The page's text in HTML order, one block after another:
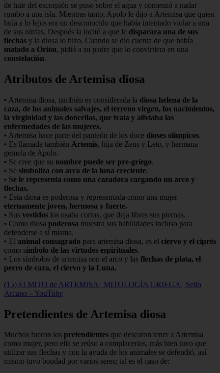
de huir del escorpión se puso sobre el agua y comenzó a nadar
rumbo a una isla. Mientras tanto, Apolo le dijo a Artemisa que quien
huía a lo lejos era un desconocido que había intentado violar a una
de sus ninfas. Después la incitó a que le disparara una de sus
flechas y la diosa lo hizo. Cuando se dio cuenta de que había
matado a Orión, pidió a su padre que lo convirtiera en una
constelación.
Atributos de Artemisa diosa
• Artemisa diosa, también es considerada la diosa helena de la
caza, de los animales salvajes, el terreno virgen, los nacimientos,
la virginidad y las doncellas, que traía y aliviaba las
enfermedades de las mujeres.
• Artemisa hace parte del panteón de los doce dioses olímpicos.
• Es llamada también Artemis, hija de Zeus y Leto, y hermana
gemela de Apolo.
• Se cree que su nombre puede ser pre-griego.
• Se simboliza con arco de la luna creciente.
• Se le representa como una cazadora cargando un arco y
flechas.
• Esta diosa es poderosa y representada como una mujer
eternamente joven, hermosa y fuerte.
• Sus vestidos los usaba cortos, que deja libres sus piernas.
• Como diosa poderosa muestra sus habilidades incluso para
defenderse a sí misma.
• El animal consagrado para artemisa diosa, es el ciervo y el ciprés
como símbolo de las virtudes espirituales.
• Los símbolos de artemisa son el arco y las flechas de plata, el
perro de caza, el ciervo y la Luna.
(15) El MITO de ARTEMISA | MITOLOGÍA GRIEGA | Sello
Arcano – YouTube
Pretendientes de Artemisa diosa
Muchos fueron los pretendientes que desearon tener a Artemisa
como mujer, pero ella se reúso a complacerlos, más bien tuvo que
utilizar sus flechas y con la ayuda de los animales se defendió, así
mismo tuvo bondad por varios seres; tal es el caso de: